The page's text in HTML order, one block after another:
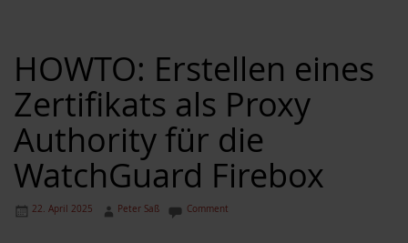
HOWTO: Erstellen eines
Zertifikats als Proxy
Authority für die
WatchGuard Firebox
22. April 2025 Peter Saß Comment